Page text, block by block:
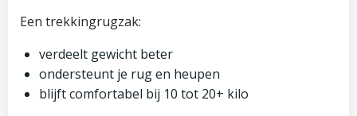
Een trekkingrugzak:
verdeelt gewicht beter
ondersteunt je rug en heupen
blijft comfortabel bij 10 tot 20+ kilo